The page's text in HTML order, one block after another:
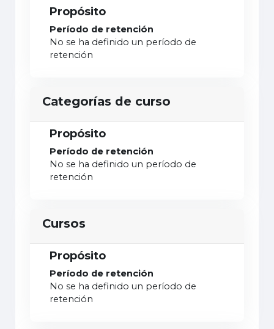
Propósito
Período de retención
No se ha definido un período de
retención
Categorías de curso
Propósito
Período de retención
No se ha definido un período de
retención
Cursos
Propósito
Período de retención
No se ha definido un período de
retención